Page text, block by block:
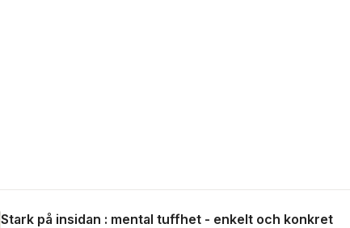
Stark på insidan : mental tuffhet - enkelt och konkret